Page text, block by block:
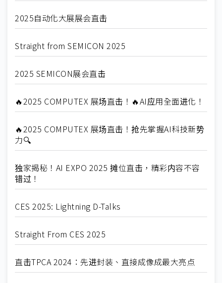
2025自动化大展展会直击
Straight from SEMICON 2025
2025 SEMICON展会直击
🔥2025 COMPUTEX 展场直击！🔥AI应用全面进化！
🔥2025 COMPUTEX 展场直击！抢先掌握AI科技新势
力🔍
独家揭秘！AI EXPO 2025 摊位直击，精彩内容不容
错过！
CES 2025: Lightning D-Talks
Straight From CES 2025
直击TPCA 2024：先进封装、直接成像成最大亮点